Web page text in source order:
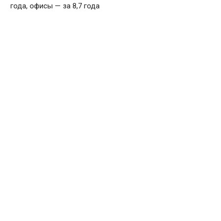
года, офисы — за 8,7 года